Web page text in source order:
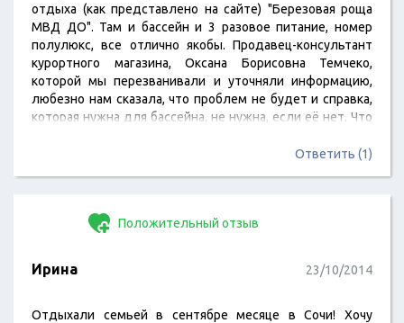
отдыха (как представлено на сайте) "Березовая роща
МВД ДО". Там и бассейн и 3 разовое питание, номер
полулюкс, все отлично якобы. Продавец-консультант
курортного магазина, Оксана Борисовна Темчеко,
которой мы перезванивали и уточняли информацию,
любезно нам сказала, что проблем не будет и справка,
которая нужна для бассейна, не нужна, если её нет. Что
здрасьте вам! Мало того, что отдых рассчитан на
Ответить (1)
Положительный отзыв
Ирина 23/10/2014
Отдыхали семьей в сентябре месяце в Сочи! Хочу